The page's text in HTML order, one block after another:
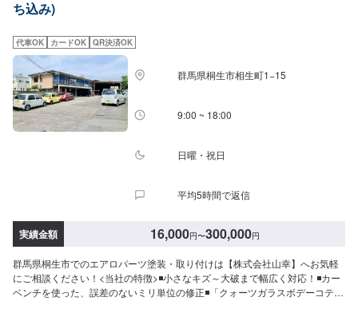
後する場合がございます。予めご了承ください。-----代車について-----無料の
料代はお客様にご負担いただいております。※内容などにより貸し出し出来か
ねる場合もございます。-----ご来店時の注意、受付方法-----入庫の際はお気を
つけてお越しください。駐車スペースは事務所前のお客様駐車スペースに駐
車してください。受付はスタッフへ「メンテモで予約しました」とお伝えく
ださい。ご案内いたします。
ち込み)
代車OK カードOK QR決済OK
群馬県桐生市相生町1−15
9:00 ~ 18:00
日曜・祝日
平均5時間で返信
実績金額 16,000円〜300,000円
群馬県桐生市でのエアロパーツ塗装・取り付けは【株式会社山幸】へお気軽
にご相談ください！<当社の特徴>◾小さなキズ～大破まで幅広く対応！◾カー
ベンチを使った、誤差のないミリ単位の修正◾「クォーツガラスボデーコティ